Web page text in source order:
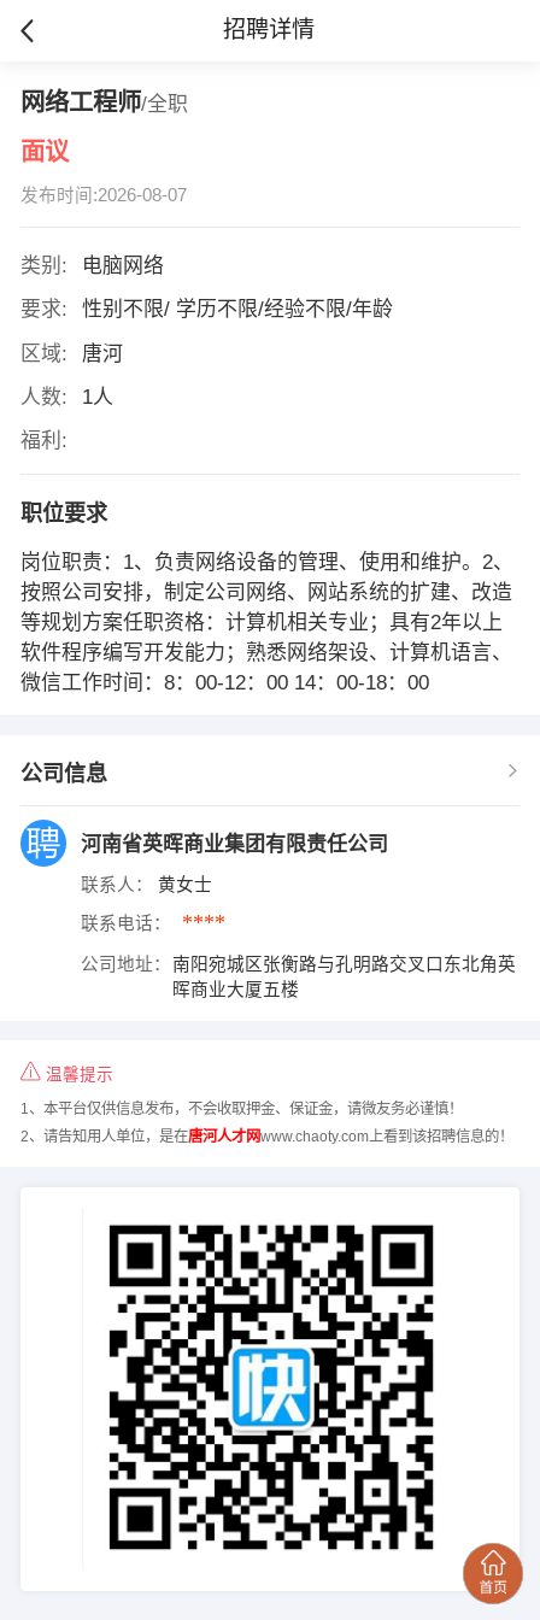
招聘详情
网络工程师/全职
面议
发布时间:2026-08-07
类别:
电脑网络
要求:
性别不限/ 学历不限/经验不限/年龄
区域:
唐河
人数:
1人
福利:
职位要求
岗位职责：1、负责网络设备的管理、使用和维护。2、
按照公司安排，制定公司网络、网站系统的扩建、改造
等规划方案任职资格：计算机相关专业；具有2年以上
软件程序编写开发能力；熟悉网络架设、计算机语言、
微信工作时间：8：00-12：00 14：00-18：00
公司信息
河南省英晖商业集团有限责任公司
联系人： 黄女士
联系电话： ****
公司地址：
南阳宛城区张衡路与孔明路交叉口东北角英
晖商业大厦五楼
温馨提示
1、本平台仅供信息发布，不会收取押金、保证金，请微友务必谨慎！
2、请告知用人单位，是在唐河人才网www.chaoty.com上看到该招聘信息的！